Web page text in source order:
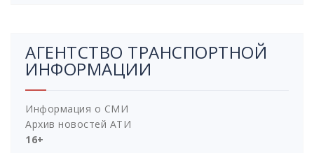
АГЕНТСТВО ТРАНСПОРТНОЙ
ИНФОРМАЦИИ
Информация о СМИ
Архив новостей АТИ
16+